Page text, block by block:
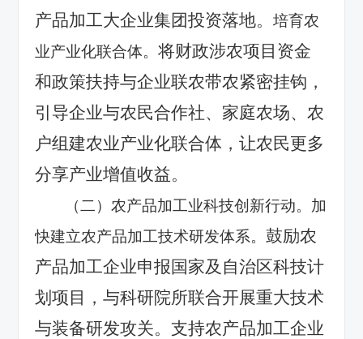
产品加工大企业集团投资落地。培育农
业产业化联合体。将财政涉农项目资金
和政策扶持与企业联农带农紧密挂钩，
引导企业与农民合作社、家庭农场、农
户组建农业产业化联合体，让农民更多
分享产业增值收益。
（二）农产品加工业科技创新行动。加
快建立农产品加工技术研发体系。 鼓励农
产品加工企业申报国家及自治区科技计
划项目，与科研院所联合开展重大技术
与装备研发攻关。支持农产品加工企业